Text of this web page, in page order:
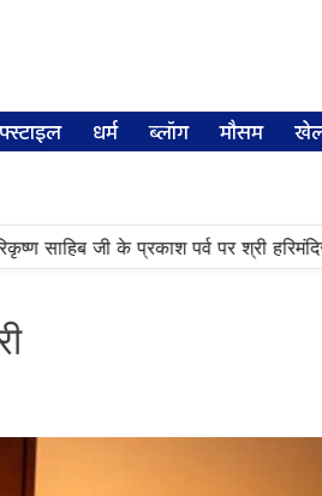
धर्म ब्लॉग मौसम
साहिब जी के प्रकाश पर्व पर श्री हरिमंदिर